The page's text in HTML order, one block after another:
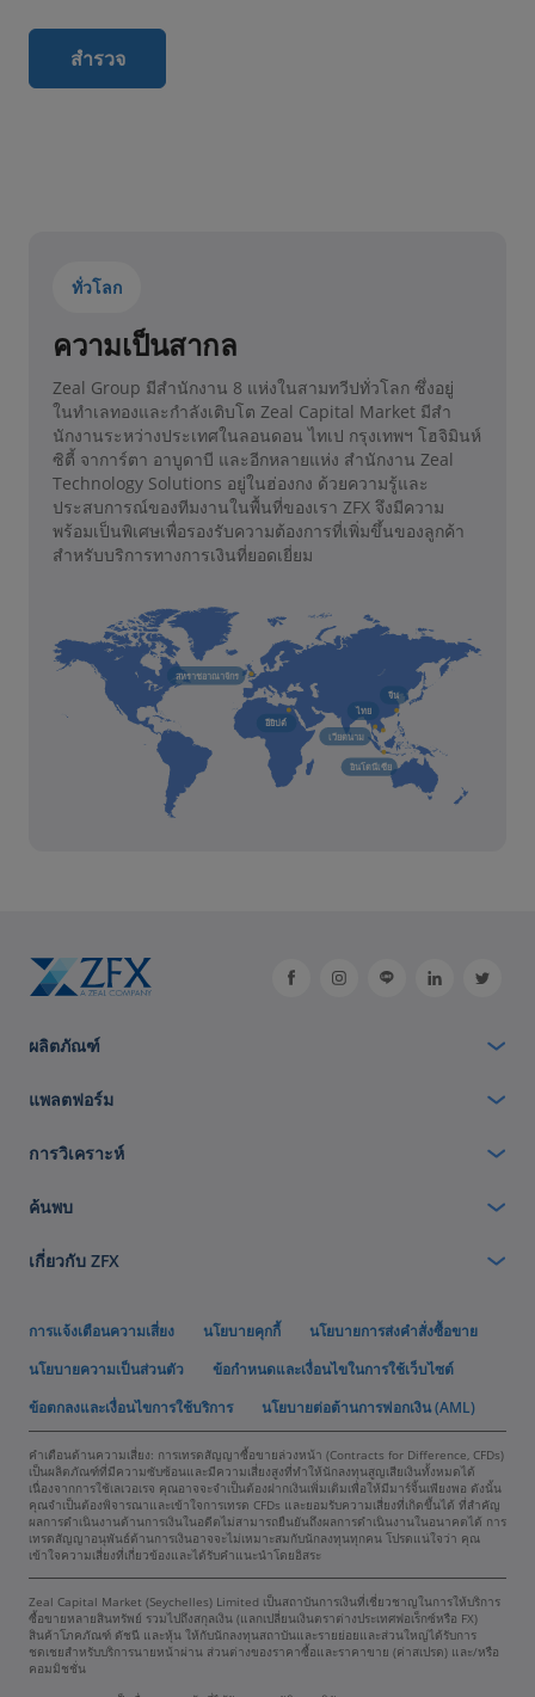
สำรวจ
ทั่วโลก
ความเป็นสากล
Zeal Group มีสํานักงาน 8 แห่งในสามทวีปทั่วโลก ซึ่งอยู่
ในทําเลทองและกําลังเติบโต Zeal Capital Market มีสํา
นักงานระหว่างประเทศในลอนดอน ไทเป กรุงเทพฯ โฮจิมินห์
ซิตี้ จาการ์ตา อาบูดาบี และอีกหลายแห่ง สํานักงาน Zeal
Technology Solutions อยู่ในฮ่องกง ด้วยความรู้และ
ประสบการณ์ของทีมงานในพื้นที่ของเรา ZFX จึงมีความ
พร้อมเป็นพิเศษเพื่อรองรับความต้องการที่เพิ่มขึ้นของลูกค้า
สําหรับบริการทางการเงินที่ยอดเยี่ยม
สหราชอาณาจักร
ไทย
อินโดนีเซีย
เวียดนาม
อียิปต์
จีน
ผลิตภัณฑ์
แพลตฟอร์ม
การวิเคราะห์
ค้นพบ
เกี่ยวกับ ZFX
การแจ้งเตือนความเสี่ยง นโยบายคุกกี้
นโยบายการส่งคำสั่งซื้อขาย
นโยบายความเป็นส่วนตัว
ข้อกำหนดและเงื่อนไขในการใช้เว็บไซต์
ข้อตกลงและเงื่อนไขการใช้บริการ
นโยบายต่อต้านการฟอกเงิน (AML)
คำเตือนด้านความเสี่ยง: การเทรดสัญญาซื้อขายล่วงหน้า (Contracts for Difference, CFDs)
เป็นผลิตภัณฑ์ที่มีความซับซ้อนและมีความเสี่ยงสูงที่ทำให้นักลงทุนสูญเสียเงินทั้งหมดได้
เนื่องจากการใช้เลเวอเรจ คุณอาจจะจำเป็นต้องฝากเงินเพิ่มเติมเพื่อให้มีมาร์จิ้นเพียงพอ ดังนั้น
คุณจำเป็นต้องพิจารณาและเข้าใจการเทรด CFDs และยอมรับความเสี่ยงที่เกิดขึ้นได้ ที่สำคัญ
ผลการดำเนินงานด้านการเงินในอดีตไม่สามารถยืนยันถึงผลการดำเนินงานในอนาคตได้ การ
เทรดสัญญาอนุพันธ์ด้านการเงินอาจจะไม่เหมาะสมกับนักลงทุนทุกคน โปรดแน่ใจว่า คุณ
เข้าใจความเสี่ยงที่เกี่ยวข้องและได้รับคำแนะนำโดยอิสระ
Zeal Capital Market (Seychelles) Limited เป็นสถาบันการเงินที่เชี่ยวชาญในการให้บริการ
ซื้อขายหลายสินทรัพย์ รวมไปถึงสกุลเงิน (แลกเปลี่ยนเงินตราต่างประเทศฟอเร็กซ์หรือ FX)
สินค้าโภคภัณฑ์ ดัชนี และหุ้น ให้กับนักลงทุนสถาบันและรายย่อยและส่วนใหญ่ได้รับการ
ชดเชยสำหรับบริการนายหน้าผ่าน ส่วนต่างของราคาซื้อและราคาขาย (ค่าสเปรด) และ/หรือ
คอมมิชชั่น